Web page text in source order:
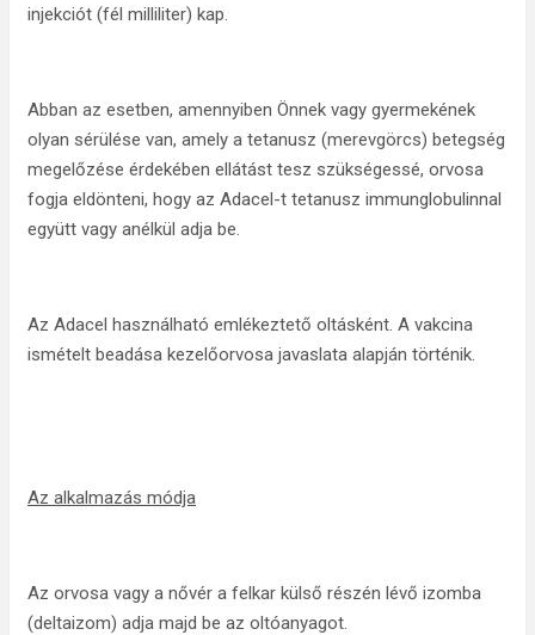
injekciót (fél milliliter) kap.
Abban az esetben, amennyiben Önnek vagy gyermekének
olyan sérülése van, amely a tetanusz (merevgörcs) betegség
megelőzése érdekében ellátást tesz szükségessé, orvosa
fogja eldönteni, hogy az Adacel-t tetanusz immunglobulinnal
együtt vagy anélkül adja be.
Az Adacel használható emlékeztető oltásként. A vakcina
ismételt beadása kezelőorvosa javaslata alapján történik.
Az alkalmazás módja
Az orvosa vagy a nővér a felkar külső részén lévő izomba
(deltaizom) adja majd be az oltóanyagot.